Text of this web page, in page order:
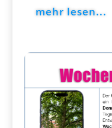
mehr lesen...